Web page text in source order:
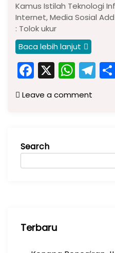
Kamus Istilah Teknologi
Internet, Media Sosial
: Tolok ukur
Baca lebih lanjut
F
a
c
o
o
X W
h
a
p
p
T
el
m
Leave a comment
Search
Terbaru